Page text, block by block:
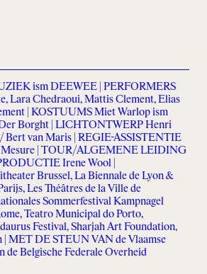
ism DEEWEE | PERFORMERS
Lara Chedraoui, Mattis Clement, Elias
| KOSTUUMS Miet Warlop ism
Borght | LICHTONTWERP Henri
van Maris | REGIE-ASSISTENTIE
| TOUR/ALGEMENE LEIDING
Irene Wool |
Brussel, La Biennale de Lyon &
Les Théâtres de la Ville de
Sommerfestival Kampnagel
Teatro Municipal do Porto,
Festival, Sharjah Art Foundation,
MET DE STEUN VAN de Vlaamse
de Belgische Federale Overheid